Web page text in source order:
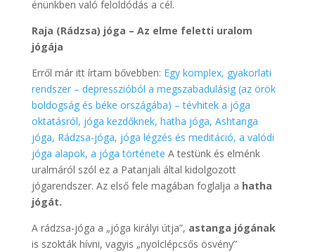
énünkben való feloldódás a cél.
Raja (Rádzsa) jóga – Az elme feletti uralom
jógája
Erről már itt írtam bővebben: Egy komplex, gyakorlati
rendszer – depresszióból a megszabadulásig (az örök
boldogság és béke országába) – tévhitek a jóga
oktatásról, jóga kezdőknek, hatha jóga, Ashtanga
jóga, Rádzsa-jóga, jóga légzés és meditáció, a valódi
jóga alapok, a jóga története A testünk és elménk
uralmáról szól ez a Patanjali által kidolgozott
jógarendszer. Az első fele magában foglalja a hatha
jógát.
A rádzsa-jóga a „jóga királyi útja”, astanga jógának
is szokták hívni, vagyis „nyolclépcsős ösvény”